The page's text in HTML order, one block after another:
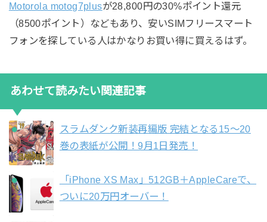
Motorola motog7plusが28,800円の30%ポイント還元
（8500ポイント）などもあり、安いSIMフリースマート
フォンを探している人はかなりお買い得に買えるはず。
あわせて読みたい関連記事
スラムダンク新装再編版 完結となる15〜20
巻の表紙が公開！9月1日発売！
「iPhone XS Max」512GB＋AppleCareで、
ついに20万円オーバー！